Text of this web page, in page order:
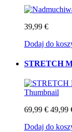
39,99 €
Dodaj do
STRETCH
69,99 € 49,99
Dodaj do